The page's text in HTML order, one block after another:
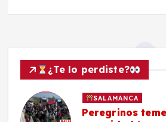
¿Te lo perdiste?
SALAMANCA
Peregrinos